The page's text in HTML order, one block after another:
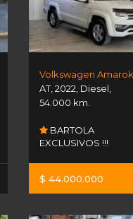
AT,2022 Diesel
54.000 km.
BARTOLA
EXCLUSIVOS !!!
$ 44.000.000